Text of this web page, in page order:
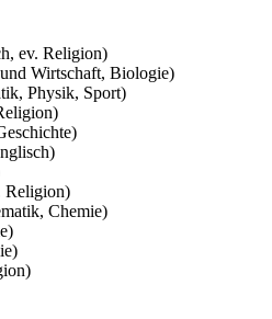
ev. Religion)
Wirtschaft, Biologie)
Physik, Sport)
Religion)
Chemie)